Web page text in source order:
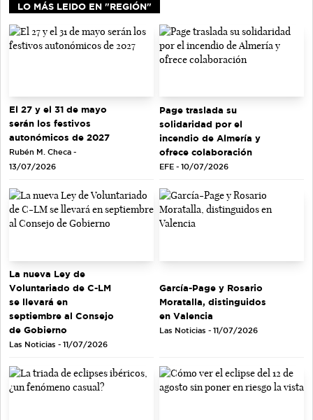
LO MÁS LEIDO EN "REGIÓN"
El 27 y el 31 de mayo
serán los festivos
autonómicos de 2027
Rubén M. Checa -
13/07/2026
Page traslada su
solidaridad por el
incendio de Almería y
ofrece colaboración
EFE - 10/07/2026
La nueva Ley de
Voluntariado de C-LM
se llevará en
septiembre al Consejo
de Gobierno
Las Noticias - 11/07/2026
García-Page y Rosario
Moratalla, distinguidos
en Valencia
Las Noticias - 11/07/2026